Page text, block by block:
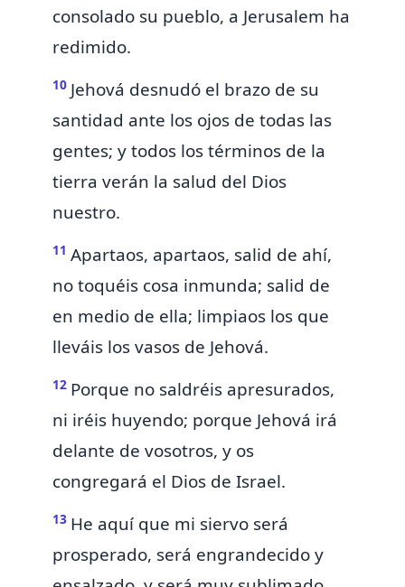
consolado su pueblo, a Jerusalem ha
redimido.
10 Jehová desnudó el brazo de su
santidad ante los ojos de todas las
gentes; ytodos los términos de la
tierra verán la salud del Dios
nuestro.
11 Apartaos, apartaos, salid de ahí,
no toquéis cosa inmunda; salid de
en medio de ella; limpiaos los que
lleváis los vasos de Jehová.
12 Porque no saldréis apresurados,
ni iréis huyendo; porque Jehová irá
delante de vosotros, y os
congregará el Dios de Israel.
13 He aquí que mi siervo será
prosperado, será engrandecido y